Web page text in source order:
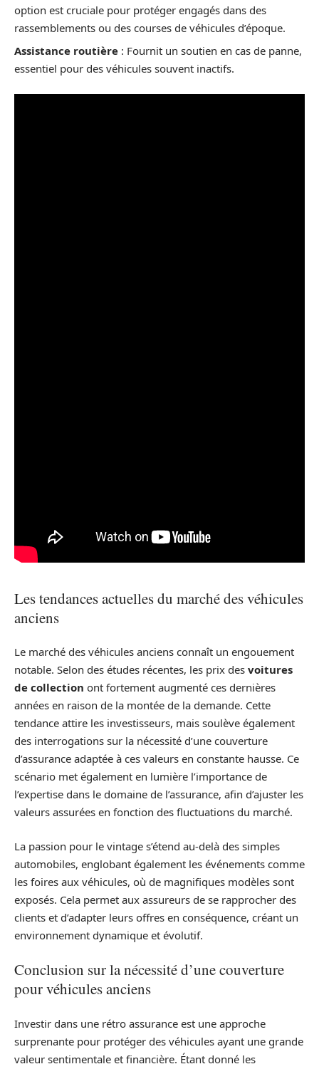
option est cruciale pour protéger engagés dans des
rassemblements ou des courses de véhicules d’époque.
Assistance routière : Fournit un soutien en cas de panne,
essentiel pour des véhicules souvent inactifs.
Les tendances actuelles du marché des véhicules
anciens
Le marché des véhicules anciens connaît un engouement
notable. Selon des études récentes, les prix des voitures
de collection ont fortement augmenté ces dernières
années en raison de la montée de la demande. Cette
tendance attire les investisseurs, mais soulève également
des interrogations sur la nécessité d’une couverture
d’assurance adaptée à ces valeurs en constante hausse. Ce
scénario met également en lumière l’importance de
l’expertise dans le domaine de l’assurance, afin d’ajuster les
valeurs assurées en fonction des fluctuations du marché.
La passion pour le vintage s’étend au-delà des simples
automobiles, englobant également les événements comme
les foires aux véhicules, où de magnifiques modèles sont
exposés. Cela permet aux assureurs de se rapprocher des
clients et d’adapter leurs offres en conséquence, créant un
environnement dynamique et évolutif.
Conclusion sur la nécessité d’une couverture
pour véhicules anciens
Investir dans une rétro assurance est une approche
surprenante pour protéger des véhicules ayant une grande
valeur sentimentale et financière. Étant donné les